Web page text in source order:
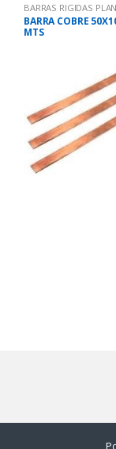
BARRAS RIGIDAS
BARRA COBRE
MTS